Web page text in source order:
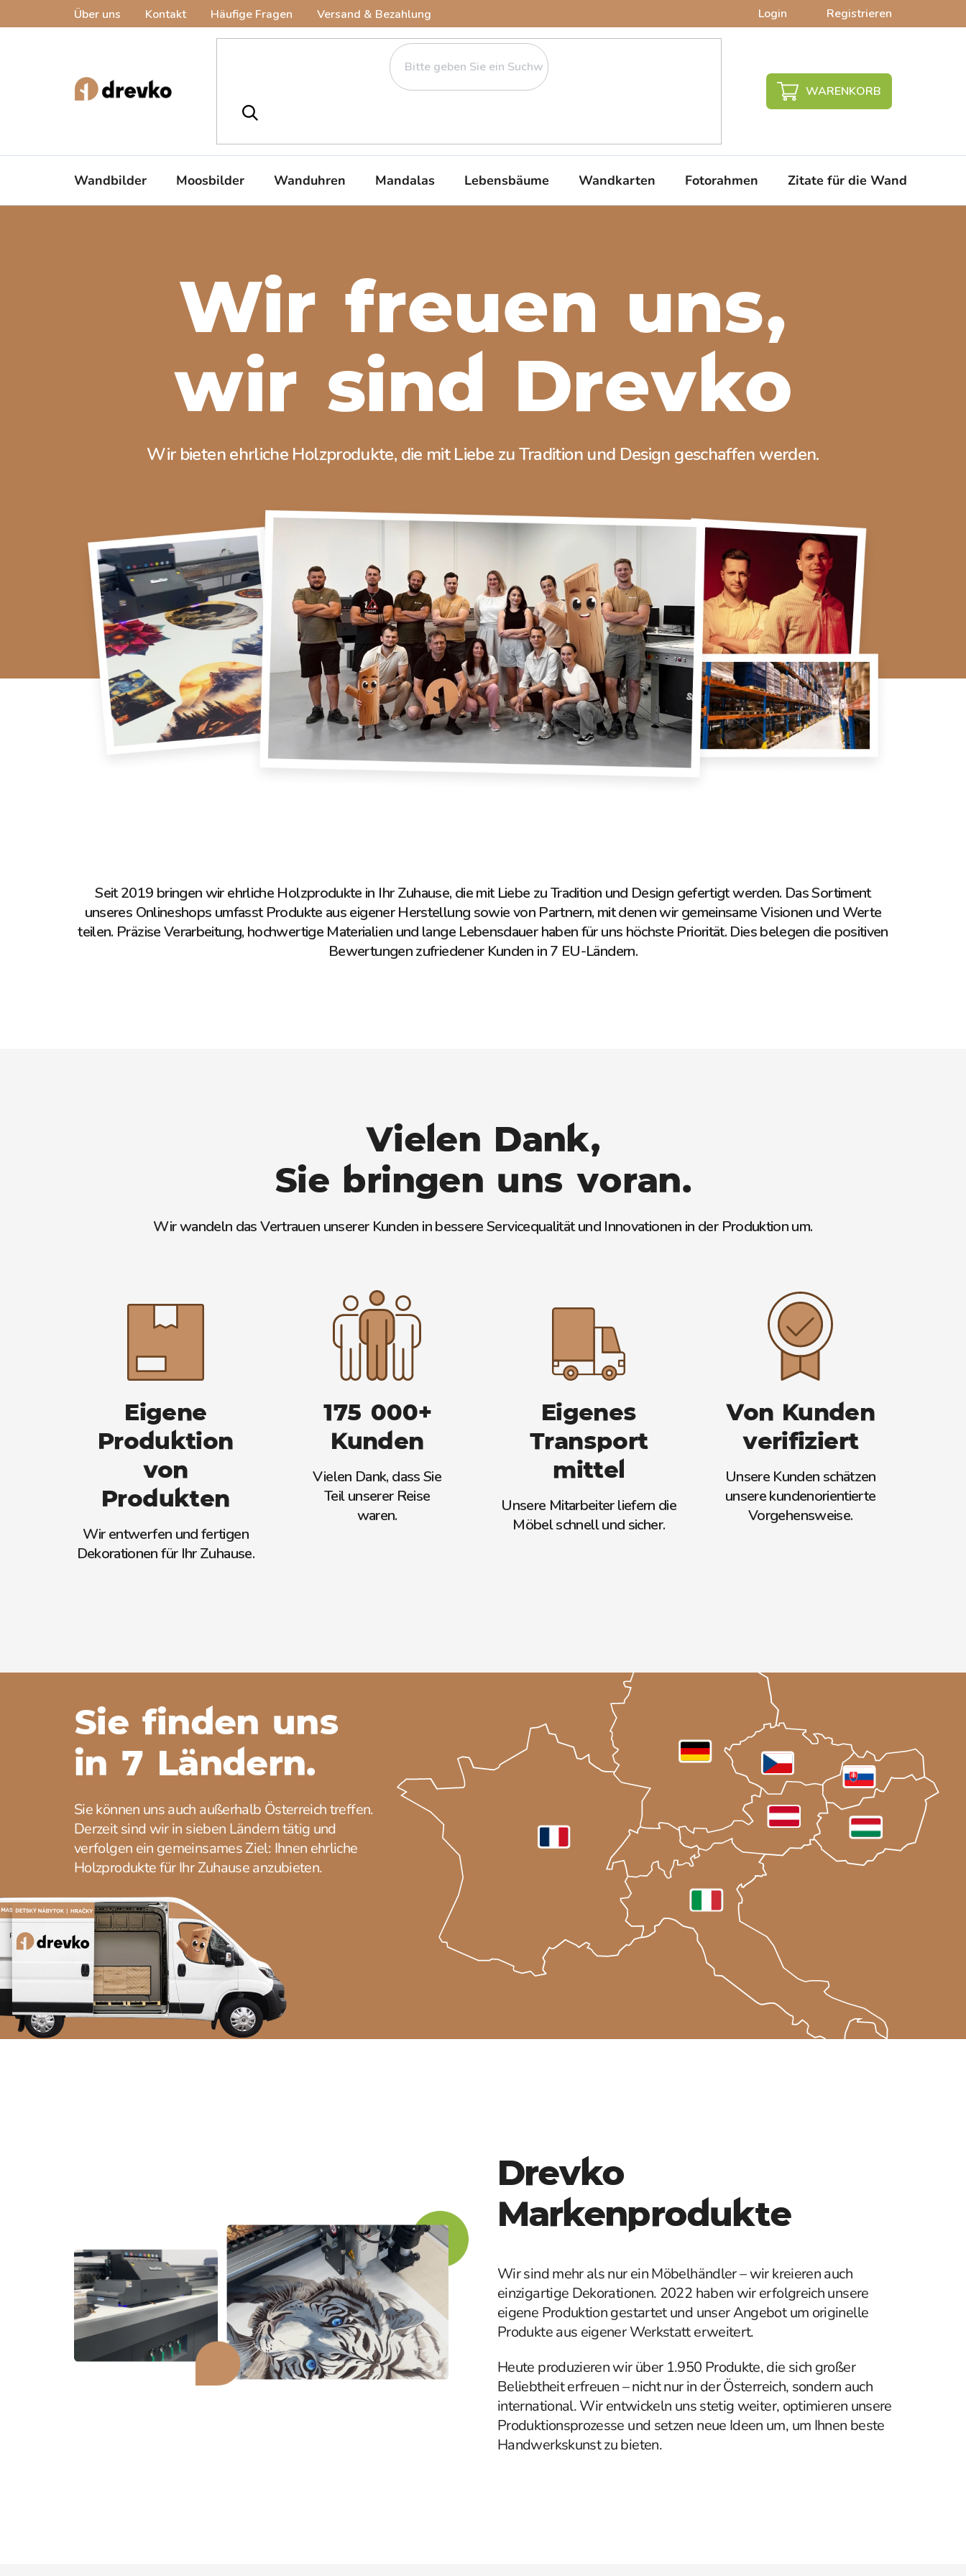
Über uns Kontakt Häufige Fragen Versand & Bezahlung Login Registrieren
WARENKORB
Wandbilder Moosbilder Wanduhren Mandalas Lebensbäume Wandkarten Fotorahmen Zitate für die Wand
Wir freuen uns,
wir sind Drevko
Wir bieten ehrliche Holzprodukte, die mit Liebe zu Tradition und Design geschaffen werden.
Seit 2019 bringen wir ehrliche Holzprodukte in Ihr Zuhause, die mit Liebe zu Tradition und Design gefertigt werden. Das Sortiment
unseres Onlineshops umfasst Produkte aus eigener Herstellung sowie von Partnern, mit denen wir gemeinsame Visionen und Werte
teilen. Präzise Verarbeitung, hochwertige Materialien und lange Lebensdauer haben für uns höchste Priorität. Dies belegen die positiven
Bewertungen zufriedener Kunden in 7 EU-Ländern.
Vielen Dank,
Sie bringen uns voran.
Wir wandeln das Vertrauen unserer Kunden in bessere Servicequalität und Innovationen in der Produktion um.
Eigene
Produktion
von
Produkten
Wir entwerfen und fertigen
Dekorationen für Ihr Zuhause.
175 000+
Kunden
Vielen Dank, dass Sie
Teil unserer Reise
waren.
Eigenes
Transport
mittel
Unsere Mitarbeiter liefern die
Möbel schnell und sicher.
Von Kunden
verifiziert
Unsere Kunden schätzen
unsere kundenorientierte
Vorgehensweise.
Sie finden uns
in 7 Ländern.
Sie können uns auch außerhalb Österreich treffen.
Derzeit sind wir in sieben Ländern tätig und
verfolgen ein gemeinsames Ziel: Ihnen ehrliche
Holzprodukte für Ihr Zuhause anzubieten.
Drevko
Markenprodukte
Wir sind mehr als nur ein Möbelhändler – wir kreieren auch
einzigartige Dekorationen. 2022 haben wir erfolgreich unsere
eigene Produktion gestartet und unser Angebot um originelle
Produkte aus eigener Werkstatt erweitert.
Heute produzieren wir über 1.950 Produkte, die sich großer
Beliebtheit erfreuen – nicht nur in der Österreich, sondern auch
international. Wir entwickeln uns stetig weiter, optimieren unsere
Produktionsprozesse und setzen neue Ideen um, um Ihnen beste
Handwerkskunst zu bieten.